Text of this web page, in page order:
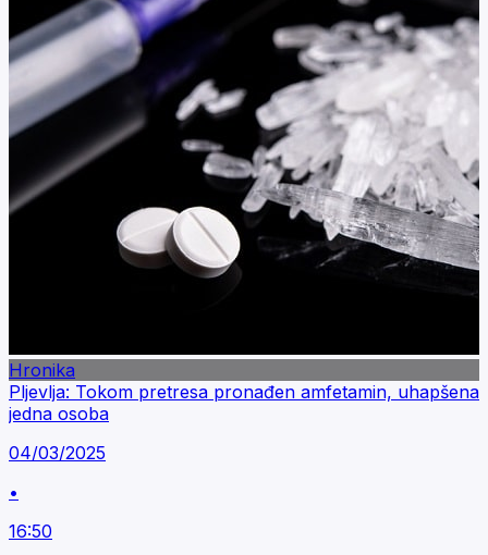
Hronika
Pljevlja: Tokom pretresa pronađen amfetamin, uhapšena
jedna osoba
04/03/2025
•
16:50